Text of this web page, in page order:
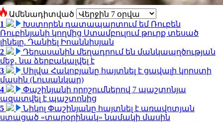
Ամենադիտված
1
Խստորեն դատապարտում եմ Ռուբեն
Ռուբինյանի կողմից Ստամբուլում թուրք տեսած
լինելը. Դանիել Իոաննիսյան
2
Դերասանին մեղադրում են մանկապղծության
մեջ․ նա ձերբակալվել է
3
Սիլվա Հակոբյանը հայտնել է ցավալի կորստի
մասին (Լուսանկար)
4
Փաշինյանի որոշումներով 7 պաշտոնյա
ազատվել է պաշտոնից
5
Նիկոլ Փաշինյանը հայտնել է առավոտյան
ստացած «տարօրինակ» նամակի մասին